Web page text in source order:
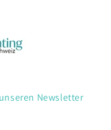
Newsletter